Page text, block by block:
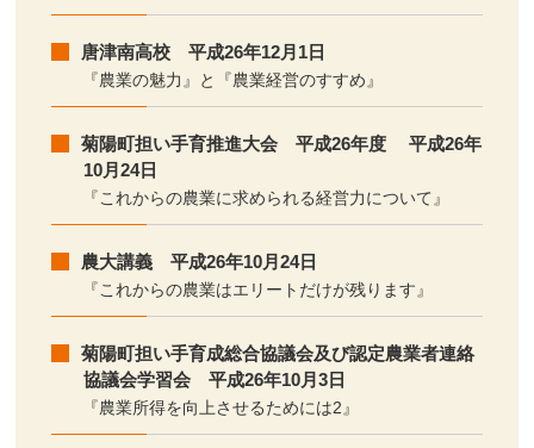
唐津南高校 平成26年12月1日
『農業の魅力』と『農業経営のすすめ』
菊陽町担い手育推進大会 平成26年度 平成26年
10月24日
『これからの農業に求められる経営力について』
農大講義 平成26年10月24日
『これからの農業はエリートだけが残ります』
菊陽町担い手育成総合協議会及び認定農業者連絡
協議会学習会 平成26年10月3日
『農業所得を向上させるためには2』